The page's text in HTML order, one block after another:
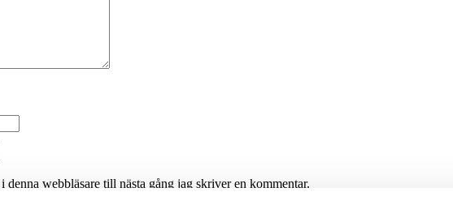
webbläsare till nästa gång jag skriver en kommentar.